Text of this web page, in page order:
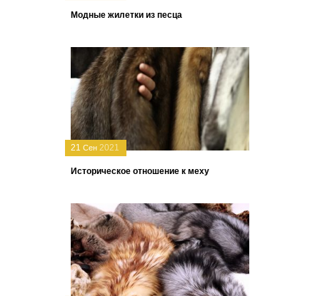
Модные жилетки из песца
21 Сен 2021
Историческое отношение к меху